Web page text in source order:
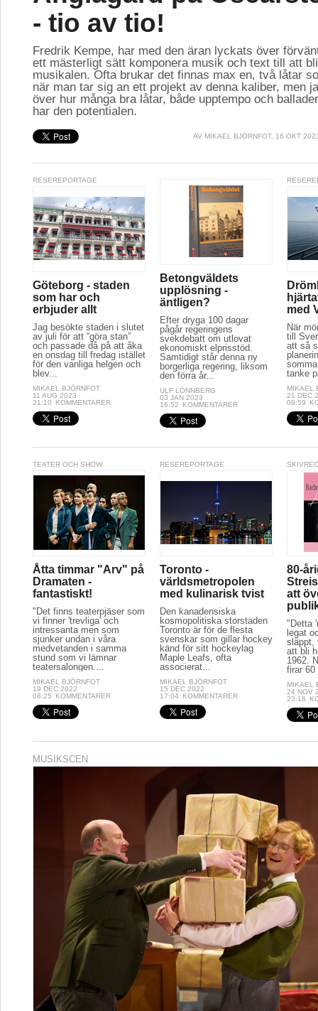
- tio av tio!
Fredrik Kempe, har med den äran lyckats över
ett mästerligt sätt komponera musik och text till att
musikalen. Ofta brukar det finnas max en, två låtar
när man tar sig an ett projekt av denna kaliber, men
över hur många bra låtar, både upptempo och
har den potentialen.
AV MIKAEL BJÖRNFOT, 16 OKT
RESEREPORTAGE
Göteborg - staden
som har och
erbjuder allt
Jag besökte staden i slutet
av juli för att “göra stan”
och passade då på att åka
en onsdag till fredag istället
för den vanliga helgen och
blev...
MIKAEL BJÖRNFOT
11 AUG 2023
21:10
KOMMENTARER
Betongväldets
upplösning -
äntligen?
Efter dryga 100 dagar
pågår regeringens
svekdebatt om utlovat
ekonomiskt elprisstöd.
Samtidigt står denna ny
borgerliga regering, liksom
den förra år...
ULF LÖNNBERG
03 JAN 2023
16:52
KOMMENTARER
med
När
till
att så
tanke
MIKAEL
21 DEC
09:59
TEATER OCH SHOW
Åtta timmar "Arv" på
Dramaten -
fantastiskt!
"Det finns teaterpjäser som
vi finner 'trevliga' och
intressanta men som
sjunker undan i våra
medvetanden i samma
stund som vi lämnar
teatersalongen....
MIKAEL BJÖRNFOT
19 DEC 2022
08:25
KOMMENTARER
RESEREPORTAGE
Toronto -
världsmetropolen
med kulinarisk tvist
Den kanadensiska
kosmopolitiska storstaden
Toronto är för de flesta
svenskar som gillar hockey
känd för sitt hockeylag
Maple Leafs, ofta
associerat...
MIKAEL BJÖRNFOT
15 DEC 2022
17:04
KOMMENTARER
80-
att
"Detta
legat
släppt,
att bli
1962.
firar 60
MIKAEL
24 NOV
23:18
MUSIKSCEN